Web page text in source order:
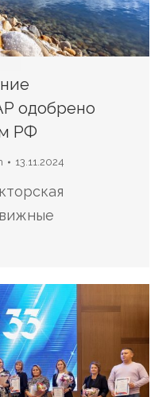
одобрено
РФ
13.11.2024